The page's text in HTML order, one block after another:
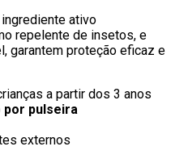
ingrediente ativo
repelente de insetos, e
garantem proteção eficaz e
a partir dos 3 anos
por pulseira
externos